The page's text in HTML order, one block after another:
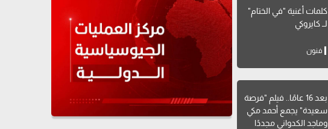
كلمات أغنية "في الختام"
لــ كايروكي
فنون
بعد 16 عامًا.. فيلم "فرصة
سعيدة" يجمع أحمد مكي
وماجد الكدواني مجددًا